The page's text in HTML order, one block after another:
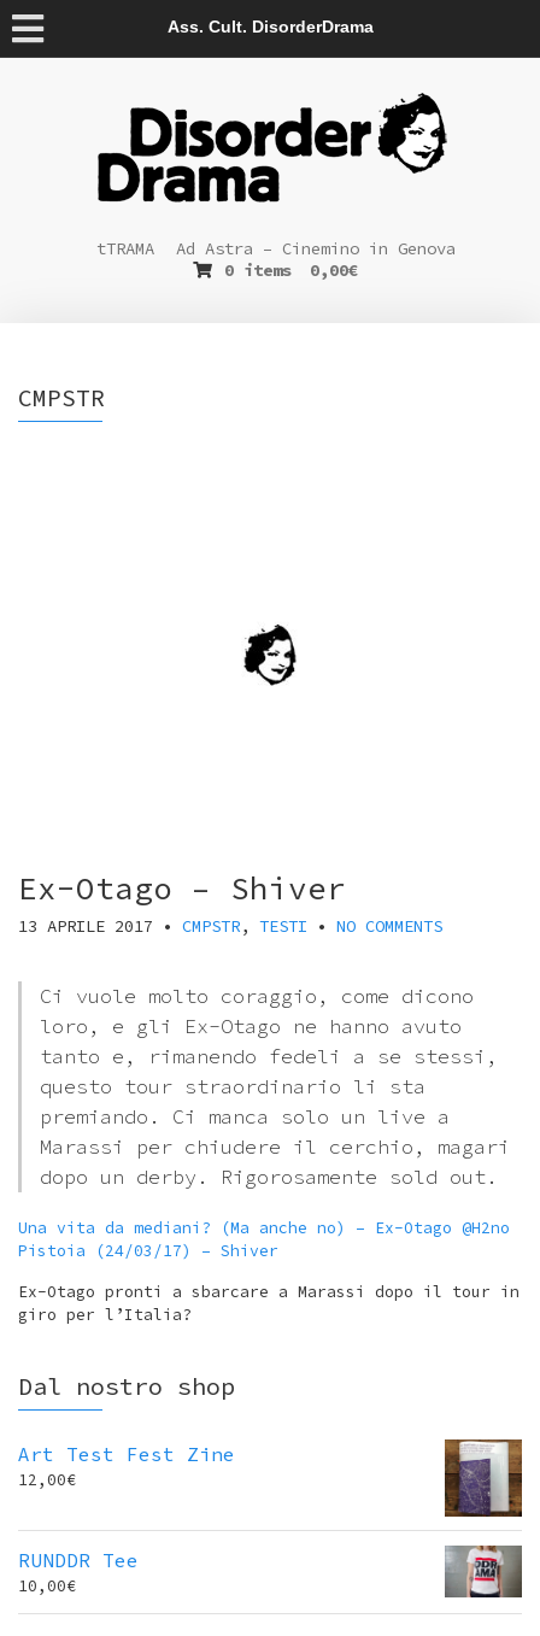
Ass. Cult. DisorderDrama
tTRAMA
Ad Astra – Cinemino in Genova
0 items
0,00€
CMPSTR
Ex-Otago – Shiver
13 APRILE 2017 • CMPSTR, TESTI • NO COMMENTS
Ci vuole molto coraggio, come dicono
loro, e gli Ex-Otago ne hanno avuto
tanto e, rimanendo fedeli a se stessi,
questo tour straordinario li sta
premiando. Ci manca solo un live a
Marassi per chiudere il cerchio, magari
dopo un derby. Rigorosamente sold out.
Una vita da mediani? (Ma anche no) – Ex-Otago @H2no
Pistoia (24/03/17) – Shiver
Ex-Otago pronti a sbarcare a Marassi dopo il tour in
giro per l’Italia?
Dal nostro shop
Art Test Fest Zine
12,00€
RUNDDR Tee
10,00€